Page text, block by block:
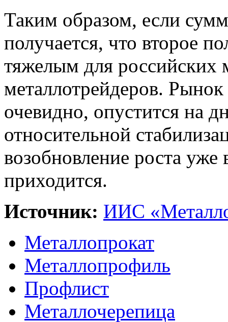
Таким образом, если
получается, что второе
тяжелым для российских
металлотрейдеров.
очевидно, опустится на
относительной
возобновление роста
приходится.
Источник: ИИС
Металлопрокат
Металлопрофиль
Профлист
Металлочерепица